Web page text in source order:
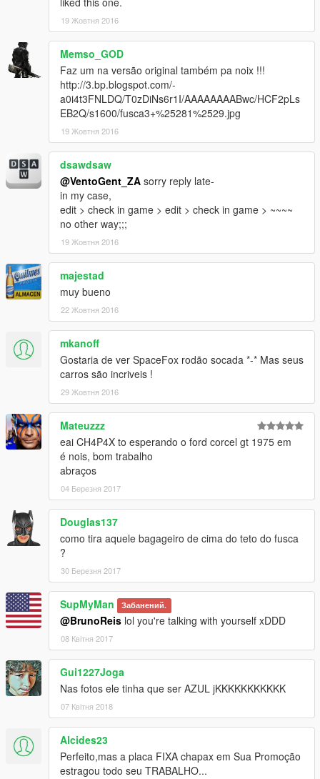
19 Жовтня 2016
Memso_GOD
Faz um na versão original também pa noix !!!
http://3.bp.blogspot.com/-
a0i4t3FNLDQ/T0zDiNs6r1I/AAAAAAAABwc/HCF2pLs
EB2Q/s1600/fusca3+%25281%2529.jpg
19 Жовтня 2016
dsawdsaw
@VentoGent_ZA sorry reply late-
in my case,
edit > check in game > edit > check in game > ~~~~
no other way;;;
19 Жовтня 2016
majestad
muy bueno
22 Жовтня 2016
mkanoff
Gostaria de ver SpaceFox rodão socada *-* Mas seus
carros são incriveis !
29 Жовтня 2016
Mateuzzz
eai CH4P4X to esperando o ford corcel gt 1975 em
é nois, bom trabalho
abraços
04 Березня 2017
Douglas137
como tira aquele bagageiro de cima do teto do fusca
?
30 Березня 2017
SupMyMan Забанений.
@BrunoReis lol you're talking with yourself xDDD
08 Квітня 2017
Gui1227Joga
Nas fotos ele tinha que ser AZUL jKKKKKKKKKKK
07 Квітня 2018
Alcides23
Perfeito,mas a placa FIXA chapax em Sua Promoção
estragou todo seu TRABALHO...